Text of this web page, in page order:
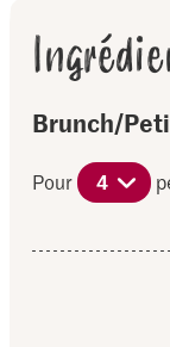
Brunch/
Pour 4